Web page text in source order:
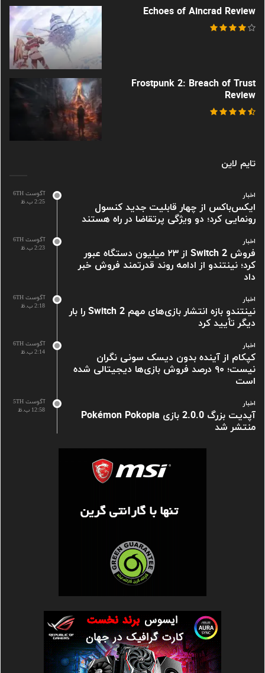
Echoes of Aincrad Review
Frostpunk 2: Breach of Trust
Review
تایم لاین
آگوست 6TH
2:25 ب.ظ
اخبار
ایکس‌باکس از چهار قابلیت جدید کنسول
رونمایی کرد؛ دو ویژگی پرتقاضا در راه هستند
آگوست 6TH
2:23 ب.ظ
اخبار
فروش Switch 2 از ۲۳ میلیون دستگاه عبور
کرد؛ نینتندو از ادامه روند قدرتمند فروش خبر
داد
آگوست 6TH
2:18 ب.ظ
اخبار
نینتندو بازه انتشار بازی‌های مهم Switch 2 را بار
دیگر تأیید کرد
آگوست 6TH
2:14 ب.ظ
اخبار
کپکام از آینده بدون دیسک سونی نگران
نیست؛ ۹۰ درصد فروش بازی‌ها دیجیتالی شده
است
آگوست 5TH
12:58 ب.ظ
اخبار
آپدیت بزرگ 2.0.0 بازی Pokémon Pokopia
منتشر شد